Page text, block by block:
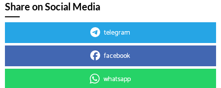
Share on Social Media
telegram
facebook
whatsapp